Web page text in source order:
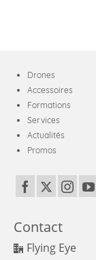
Drones
Accessoires
Formations
Services
Actualités
Promos
Contact
Flying Eye